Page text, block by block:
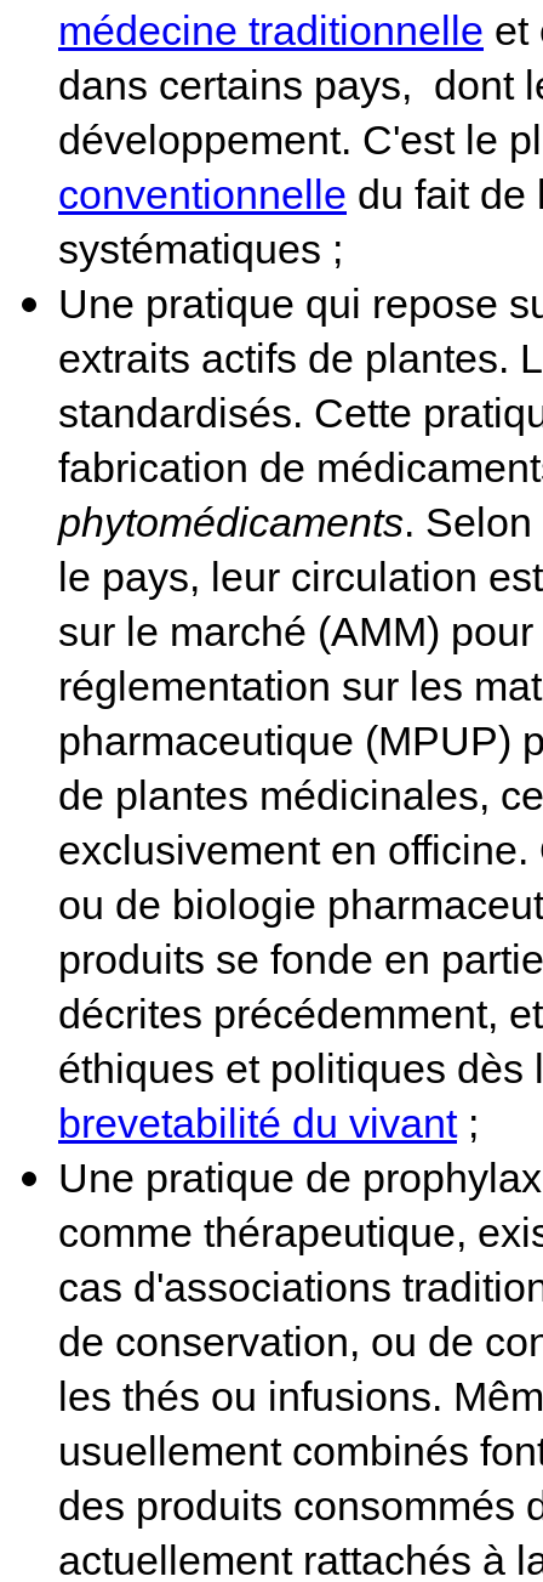
médecine traditionnelle et
dans certains pays, dont
développement. C'est le
conventionnelle du fait de
systématiques ;
Une pratique qui repose
extraits actifs de plantes.
standardisés. Cette
fabrication de
phytomédicaments.
le pays, leur circulation
sur le marché (AMM)
réglementation sur les
pharmaceutique (MPUP)
de plantes médicinales,
exclusivement en
ou de biologie
produits se fonde en
décrites précédemment,
éthiques et politiques dès
brevetabilité du vivant;
Une pratique de
comme thérapeutique,
cas d'associations
de conservation, ou de
les thés ou infusions.
usuellement combinés
des produits consommés
actuellement rattachés à